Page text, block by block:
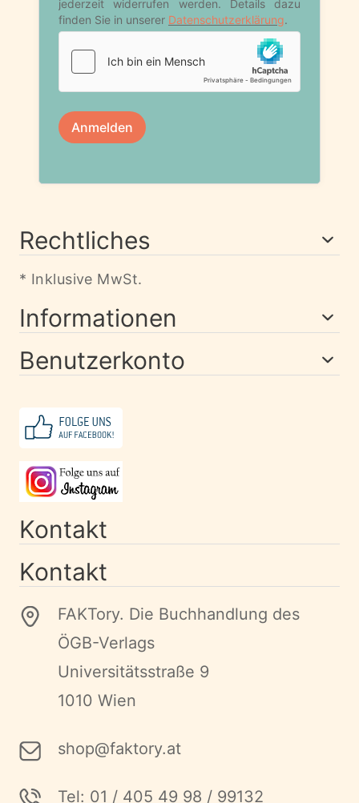
Rechtliches
* Inklusive MwSt.
Informationen
Benutzerkonto
Kontakt
Kontakt
FAKTory. Die Buchhandlung des
ÖGB-Verlags
Universitätsstraße 9
1010 Wien
shop@faktory.at
Tel: 01 / 405 49 98 / 99132